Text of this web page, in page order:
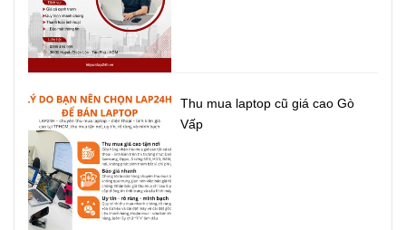
Thu mua laptop cũ giá cao Gò
Vấp